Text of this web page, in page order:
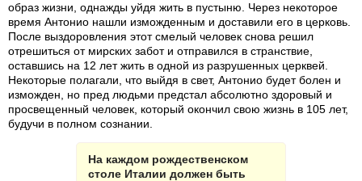
образ жизни, однажды уйдя жить в пустыню. Через некоторое
время Антонио нашли изможденным и доставили его в церковь.
После выздоровления этот смелый человек снова решил
отрешиться от мирских забот и отправился в странствие,
оставшись на 12 лет жить в одной из разрушенных церквей.
Некоторые полагали, что выйдя в свет, Антонио будет болен и
изможден, но пред людьми предстал абсолютно здоровый и
просвещенный человек, который окончил свою жизнь в 105 лет,
будучи в полном сознании.
На каждом рождественском
столе Италии должен быть